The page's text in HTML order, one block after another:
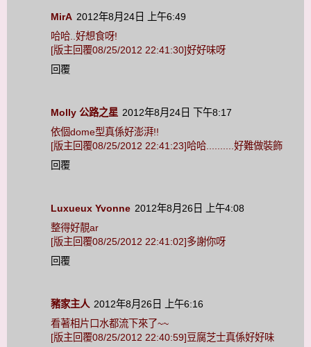
MirA 2012年8月24日 上午6:49
哈哈..好想食呀!
[版主回覆08/25/2012 22:41:30]好好味呀
回覆
Molly 公路之星 2012年8月24日 下午8:17
依個dome型真係好澎湃!!
[版主回覆08/25/2012 22:41:23]哈哈..........好難做裝飾
回覆
Luxueux Yvonne 2012年8月26日 上午4:08
整得好靚ar
[版主回覆08/25/2012 22:41:02]多謝你呀
回覆
豬家主人 2012年8月26日 上午6:16
看著相片口水都流下來了~~
[版主回覆08/25/2012 22:40:59]豆腐芝士真係好好味